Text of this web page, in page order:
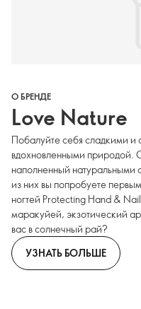
О БРЕНДЕ
Love Nature
Побалуйте себя сладкими
вдохновленными природой.
наполненный натуральными
из них вы попробуете
ногтей Protecting Hand &
маракуйей, экзотический
вас в солнечный рай?
УЗНАТЬ БОЛЬШЕ